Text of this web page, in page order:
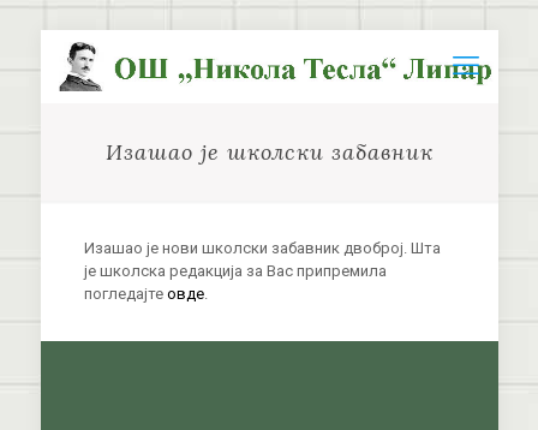
Изашао је школски забавник
Изашао је нови школски забавник двоброј. Шта
је школска редакција за Вас припремила
погледајте овде.